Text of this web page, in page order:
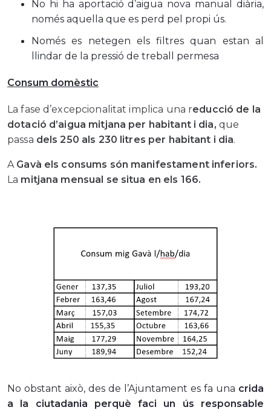
No hi ha aportació d’aigua nova manual diària,
només aquella que es perd pel propi ús.
Només es netegen els filtres quan estan al
llindar de la pressió de treball permesa
Consum domèstic
La fase d’excepcionalitat implica una reducció de la
dotació d’aigua mitjana per habitant i dia, que
passa dels 250 als 230 litres per habitant i dia.
A Gavà els consums són manifestament inferiors.
La mitjana mensual se situa en els 166.
No obstant això, des de l’Ajuntament es fa una crida
a la ciutadania perquè faci un ús responsable